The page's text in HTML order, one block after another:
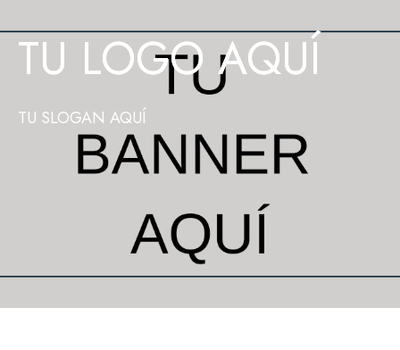
TU LOGO AQUÍ
TU SLOGAN AQUÍ